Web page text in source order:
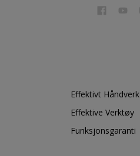
Effektivt Håndverk
Effektive Verktøy
Funksjonsgaranti